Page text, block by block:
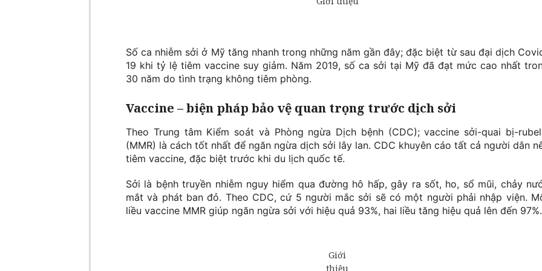
Số ca nhiễm sởi ở Mỹ tăng nhanh trong những năm gần đây; đặc biệt từ sau đại dịch
19 khi tỷ lệ tiêm vaccine suy giảm. Năm 2019, số ca sởi tại Mỹ đã đạt mức cao nhất
30 năm do tình trạng không tiêm phòng.
Vaccine – biện pháp bảo vệ quan trọng trước dịch sởi
Theo Trung tâm Kiểm soát và Phòng ngừa Dịch bệnh (CDC); vaccine sởi-quai bị-
(MMR) là cách tốt nhất để ngăn ngừa dịch sởi lây lan. CDC khuyên cáo tất cả người dân
tiêm vaccine, đặc biệt trước khi du lịch quốc tế.
Sởi là bệnh truyền nhiễm nguy hiểm qua đường hô hấp, gây ra sốt, ho, sổ mũi, chảy
mắt và phát ban đỏ. Theo CDC, cứ 5 người mắc sởi sẽ có một người phải nhập viện.
liều vaccine MMR giúp ngăn ngừa sởi với hiệu quả 93%, hai liều tăng hiệu quả lên đến 97%.